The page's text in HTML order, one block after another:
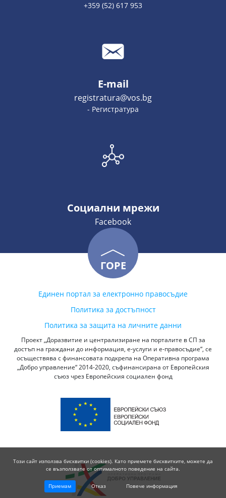
+359 (52) 617 953
E-mail
registratura@vos.bg
- Регистратура
Социални мрежи
Facebook
ГОРЕ
Единен портал за електронно правосъдие
Политика за достъпност
Политика за защита на личните данни
Проект „Доразвитие и централизиране на порталите в СП за
достъп на граждани до информация, е-услуги и е-правосъдие“, се
осъществява с финансовата подкрепа на Оперативна програма
„Добро управление“ 2014-2020, съфинансирана от Европейския
съюз чрез Европейския социален фонд
Този сайт използва бисквитки (cookies). Като приемете бисквитките, можете да
се възползвате от оптималното поведение на сайта.
Приемам Отказ Повече информация